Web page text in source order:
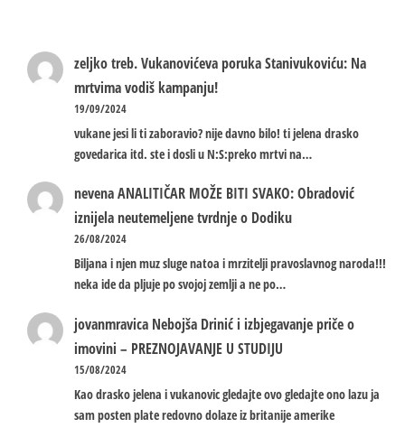
zeljko treb.Vukanovićeva poruka Stanivukoviću: Na
mrtvima vodiš kampanju!
19/09/2024
vukane jesi li ti zaboravio? nije davno bilo! ti jelena drasko
govedarica itd. ste i dosli u N:S:preko mrtvi na…
nevenaANALITIČAR MOŽE BITI SVAKO: Obradović
iznijela neutemeljene tvrdnje o Dodiku
26/08/2024
Biljana i njen muz sluge natoa i mrzitelji pravoslavnog naroda!!!
neka ide da pljuje po svojoj zemlji a ne po…
jovanmravica Nebojša Drinić i izbjegavanje priče o
imovini – PREZNOJAVANJE U STUDIJU
15/08/2024
Kao drasko jelena i vukanovic gledajte ovo gledajte ono lazu ja
sam posten plate redovno dolaze iz britanije amerike